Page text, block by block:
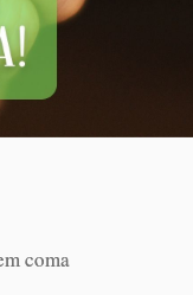
coma